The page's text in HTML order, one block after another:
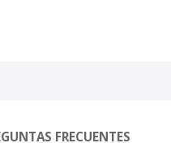
FRECUENTES